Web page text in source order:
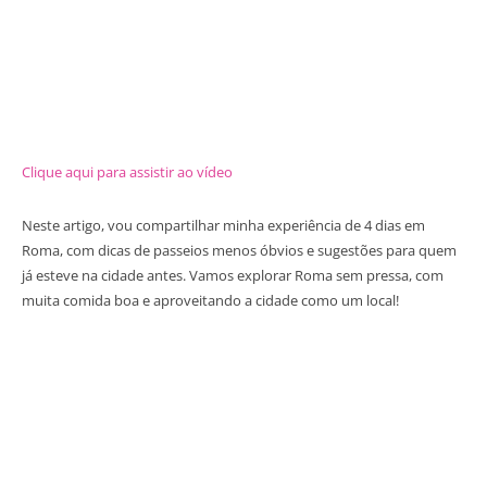
Clique aqui para assistir ao vídeo
Neste artigo, vou compartilhar minha experiência de 4 dias em
Roma, com dicas de passeios menos óbvios e sugestões para quem
já esteve na cidade antes. Vamos explorar Roma sem pressa, com
muita comida boa e aproveitando a cidade como um local!